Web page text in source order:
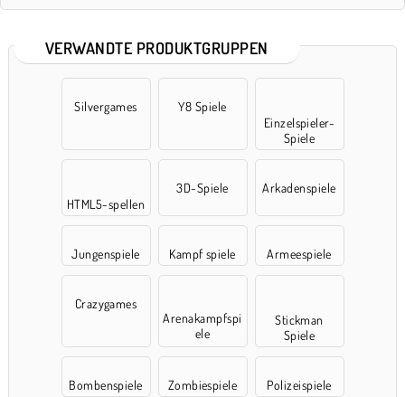
VERWANDTE PRODUKTGRUPPEN
Silvergames
Y8 Spiele
Einzelspieler-
Spiele
HTML5-spellen
3D-Spiele Arkadenspiele
Jungenspiele Kampf spiele Armeespiele
Crazygames
Arenakampfspi
ele
Stickman
Spiele
Bombenspiele Zombiespiele Polizeispiele